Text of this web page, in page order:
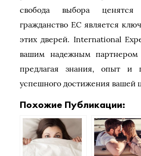
свобода выбора
гражданство ЕС является
этих дверей. International
вашим надежным
предлагая знания, опыт и
успешного достижения вашей
Похожие Публикации: